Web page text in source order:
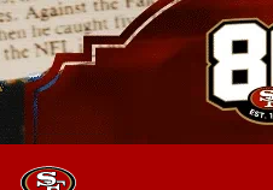
Skip
to
main
content